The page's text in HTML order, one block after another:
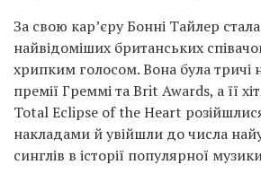
За свою кар’єру Бонні Тайлер
найвідоміших британських
хрипким голосом. Вона була тричі
премії Греммі та Brit Awards, а її
Total Eclipse of the Heart
накладами й увійшли до числа
синглів в історії популярної